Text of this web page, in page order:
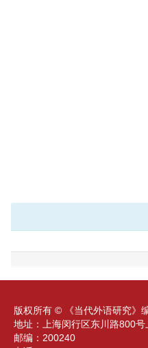
版权所有 © 《当代外语研究》
地址：上海闵行区东川路800
邮编：200240